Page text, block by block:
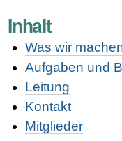
Inhalt
Was wir
Aufgaben und
Leitung
Kontakt
Mitglieder